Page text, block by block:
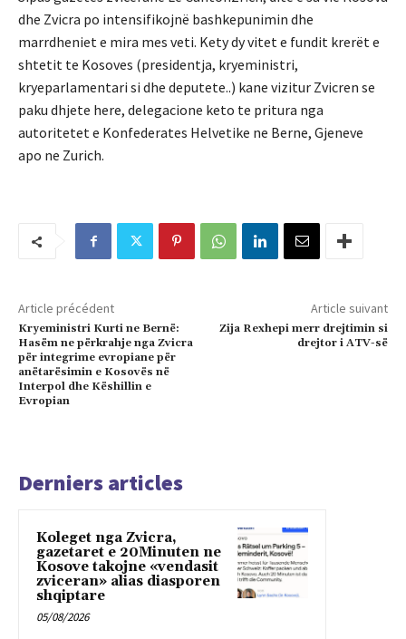
dhe Zvicra po intensifikojnë bashkepunimin dhe
marrdheniet e mira mes veti. Kety dy vitet e fundit krerët e
shtetit te Kosoves (presidentja, kryeministri,
kryeparlamentari si dhe deputete..) kane vizitur Zvicren se
paku dhjete here, delegacione keto te pritura nga
autoritetet e Konfederates Helvetike ne Berne, Gjeneve
apo ne Zurich.
Article précédent
Kryeministri Kurti ne Bernë:
Hasëm ne përkrahje nga Zvicra
për integrime evropiane për
anëtarësimin e Kosovës në
Interpol dhe Këshillin e
Evropian
Article suivant
Zija Rexhepi merr drejtimin si
drejtor i ATV-së
Derniers articles
Koleget nga Zvicra,
gazetaret e 20Minuten ne
Kosove takojne «vendasit
zviceran» alias diasporen
shqiptare
05/08/2026